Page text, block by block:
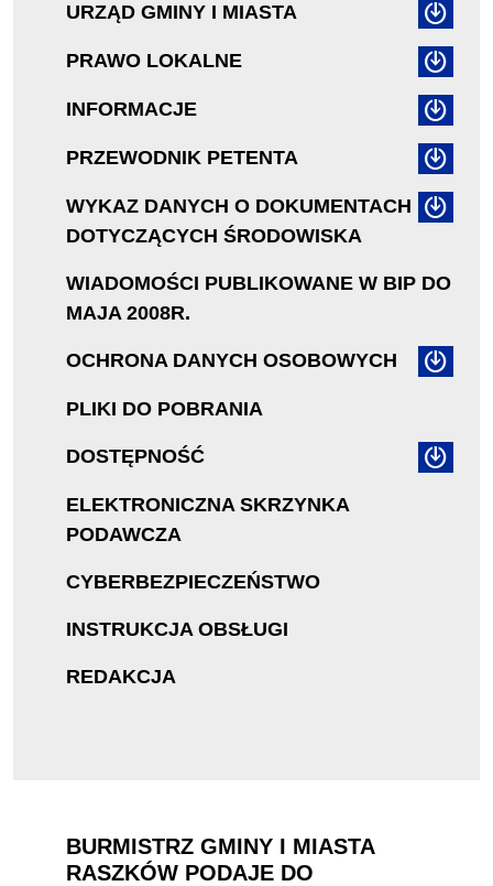
URZĄD GMINY I MIASTA
PRAWO LOKALNE
INFORMACJE
PRZEWODNIK PETENTA
WYKAZ DANYCH O DOKUMENTACH
DOTYCZĄCYCH ŚRODOWISKA
WIADOMOŚCI PUBLIKOWANE W BIP DO
MAJA 2008R.
OCHRONA DANYCH OSOBOWYCH
PLIKI DO POBRANIA
DOSTĘPNOŚĆ
ELEKTRONICZNA SKRZYNKA
PODAWCZA
CYBERBEZPIECZEŃSTWO
INSTRUKCJA OBSŁUGI
REDAKCJA
BURMISTRZ GMINY I MIASTA
RASZKÓW PODAJE DO